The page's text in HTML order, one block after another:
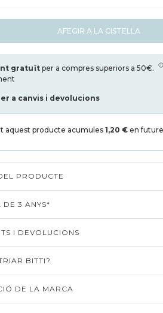
AFEGIR A LA CISTELLA
gratuït per a compres superiors a 50€.
a canvis i devolucions
aquest producte acumules 1,20 € en
PRODUCTE
DE 3 ANYS*
I DEVOLUCIONS
BITTI?
DE LA MARCA